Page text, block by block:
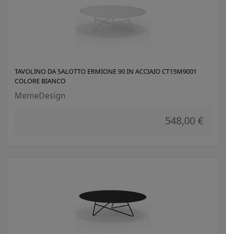
TAVOLINO DA SALOTTO ERMIONE 90 IN ACCIAIO CT15M9001
COLORE BIANCO
MemeDesign
548,00 €